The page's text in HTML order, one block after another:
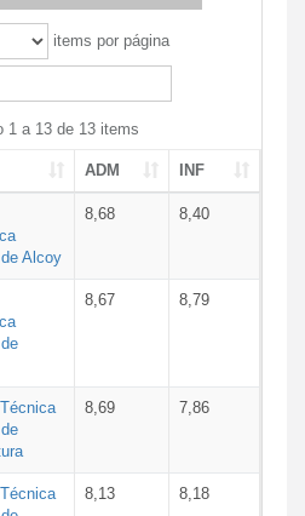
items por página
1 a 13 de 13 items
ADM INF
Alcoy
8,68 8,40
8,67 8,79
8,69 7,86
8,13 8,18